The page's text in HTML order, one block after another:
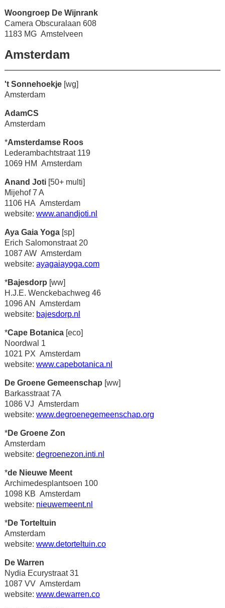
Woongroep De Wijnrank
Camera Obscuralaan 608
1183 MG Amstelveen
Amsterdam
't Sonnehoekje[wg]
Amsterdam
AdamCS
Amsterdam
*Amsterdamse Roos
Lederambachtstraat 119
1069 HM Amsterdam
Anand Joti[50+ multi]
Mijehof 7 A
1106 HA Amsterdam
website: www.anandjoti.nl
Aya Gaia Yoga[sp]
Erich Salomonstraat 20
1087 AW Amsterdam
website: ayagaiayoga.com
*Bajesdorp [ww]
H.J.E. Wenckebachweg 46
1096 AN Amsterdam
website: bajesdorp.nl
*Cape Botanica[eco]
Noordwal 1
1021 PX Amsterdam
website: www.capebotanica.nl
De Groene Gemeenschap [ww]
Barkasstraat 7A
1086 VJ Amsterdam
website: www.degroenegemeenschap.org
*De Groene Zon
Amsterdam
website: degroenezon.inti.nl
*de Nieuwe Meent
Archimedesplantsoen 100
1098 KB Amsterdam
website: nieuwemeent.nl
*De Torteltuin
Amsterdam
website: www.detorteltuin.co
De Warren
Nydia Ecurystraat 31
1087 VV Amsterdam
website: www.dewarren.co